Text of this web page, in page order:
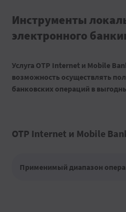
Инструменты
электронного
Услуга OTP Internet и Mobile
возможность осуществлять
банковских операций в
OTP Internet и Mobile
Применимый диапазон